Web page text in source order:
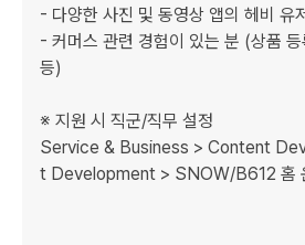
- 다양한 사진 및 동영상 앱의 헤비 유
- 커머스 관련 경험이 있는 분 (상품 등
등)
※ 지원 시 직군/직무 설정
Service & Business > Content
t Development > SNOW/B612 홈